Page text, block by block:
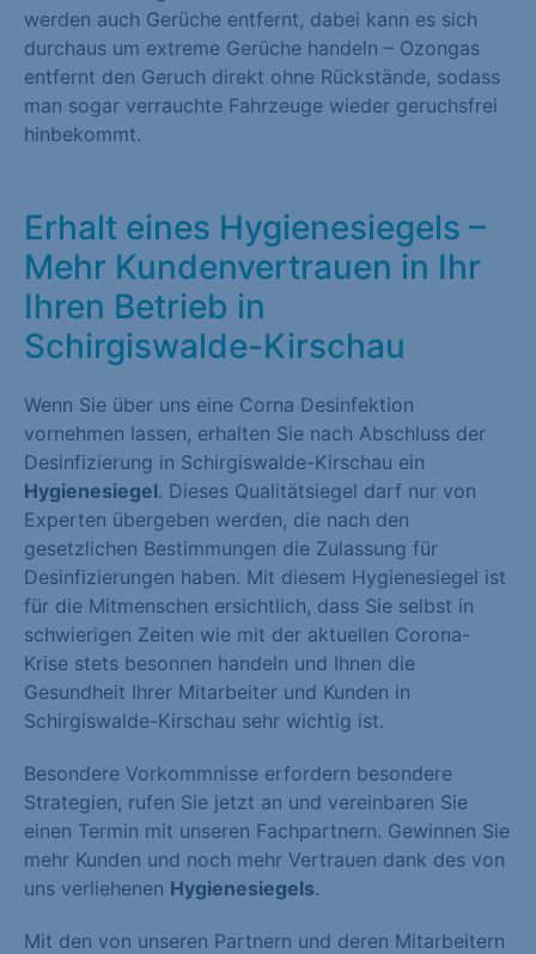
werden auch Gerüche entfernt, dabei kann es sich
durchaus um extreme Gerüche handeln – Ozongas
entfernt den Geruch direkt ohne Rückstände, sodass
man sogar verrauchte Fahrzeuge wieder geruchsfrei
hinbekommt.
Erhalt eines Hygienesiegels –
Mehr Kundenvertrauen in Ihr
Ihren Betrieb in
Schirgiswalde-Kirschau
Wenn Sie über uns eine Corna Desinfektion
vornehmen lassen, erhalten Sie nach Abschluss der
Desinfizierung in Schirgiswalde-Kirschau ein
Hygienesiegel. Dieses Qualitätsiegel darf nur von
Experten übergeben werden, die nach den
gesetzlichen Bestimmungen die Zulassung für
Desinfizierungen haben. Mit diesem Hygienesiegel ist
für die Mitmenschen ersichtlich, dass Sie selbst in
schwierigen Zeiten wie mit der aktuellen Corona-
Krise stets besonnen handeln und Ihnen die
Gesundheit Ihrer Mitarbeiter und Kunden in
Schirgiswalde-Kirschau sehr wichtig ist.
Besondere Vorkommnisse erfordern besondere
Strategien, rufen Sie jetzt an und vereinbaren Sie
einen Termin mit unseren Fachpartnern. Gewinnen Sie
mehr Kunden und noch mehr Vertrauen dank des von
uns verliehenen Hygienesiegels.
Mit den von unseren Partnern und deren Mitarbeitern